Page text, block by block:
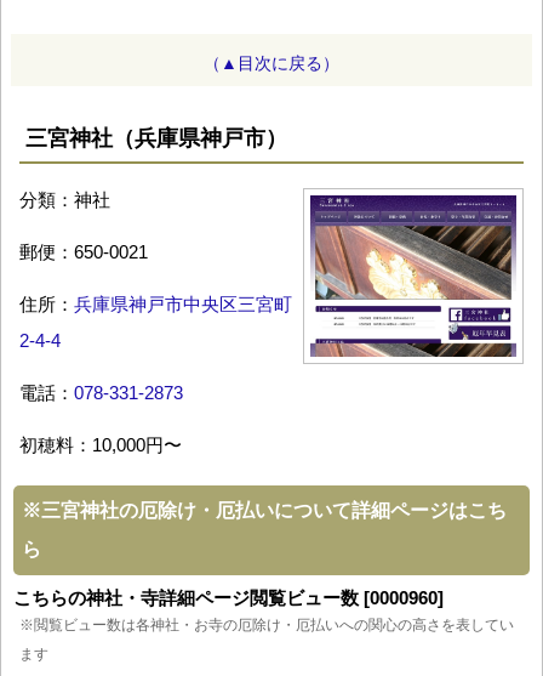
（▲目次に戻る）
三宮神社（兵庫県神戸市）
分類：神社
郵便：650-0021
住所： 兵庫県神戸市中央区三宮町
2-4-4
電話： 078-331-2873
初穂料：10,000円〜
※三宮神社の厄除け・厄払いについて詳細ページはこち
ら
こちらの神社・寺詳細ページ閲覧ビュー数 [0000960]
※閲覧ビュー数は各神社・お寺の厄除け・厄払いへの関心の高さを表してい
ます